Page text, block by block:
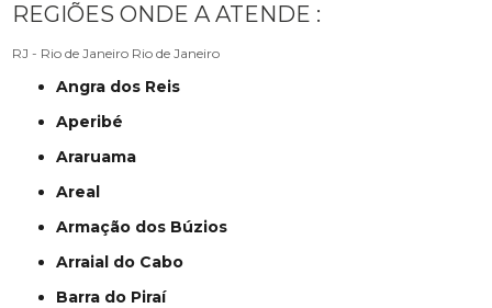
REGIÕES ONDE A ATENDE :
RJ - Rio de Janeiro Rio de Janeiro
Angra dos Reis
Aperibé
Araruama
Areal
Armação dos Búzios
Arraial do Cabo
Barra do Piraí